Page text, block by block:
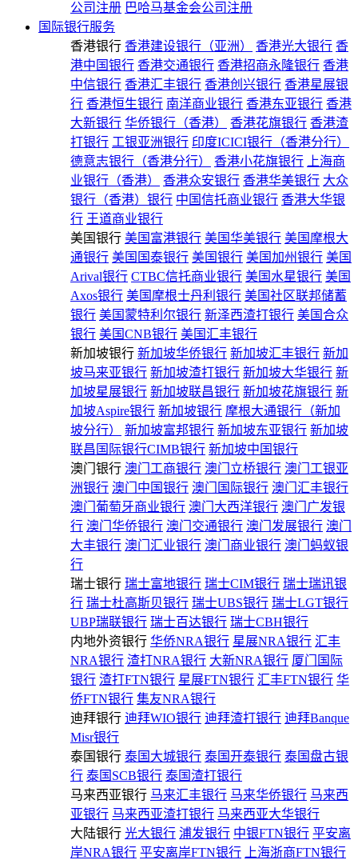
公司注册 巴哈马基金会公司注册
国际银行服务
香港银行 香港建设银行（亚洲） 香港光大银行 香
港中国银行 香港交通银行 香港招商永隆银行 香港
中信银行 香港汇丰银行 香港创兴银行 香港星展银
行 香港恒生银行 南洋商业银行 香港东亚银行 香港
大新银行 华侨银行（香港） 香港花旗银行 香港渣
打银行 工银亚洲银行 印度ICICI银行（香港分行）
德意志银行（香港分行）
香港小花旗银行
上海商
业银行（香港）
香港众安银行 香港华美银行 大众
银行（香港）银行 中国信托商业银行 香港大华银
行 王道商业银行
美国银行 美国富港银行 美国华美银行 美国摩根大
通银行 美国国泰银行 美国银行 美国加州银行 美国
Arival银行 CTBC信托商业银行 美国水星银行 美国
Axos银行 美国摩根士丹利银行 美国社区联邦储蓄
银行 美国蒙特利尔银行 新泽西渣打银行 美国合众
银行 美国CNB银行 美国汇丰银行
新加坡银行 新加坡华侨银行 新加坡汇丰银行 新加
坡马来亚银行 新加坡渣打银行 新加坡大华银行 新
加坡星展银行 新加坡联昌银行 新加坡花旗银行 新
加坡Aspire银行 新加坡银行 摩根大通银行（新加
坡分行）
新加坡富邦银行 新加坡东亚银行 新加坡
联昌国际银行CIMB银行 新加坡中国银行
澳门银行 澳门工商银行 澳门立桥银行 澳门工银亚
洲银行 澳门中国银行 澳门国际银行 澳门汇丰银行
澳门葡萄牙商业银行 澳门大西洋银行 澳门广发银
行 澳门华侨银行 澳门交通银行 澳门发展银行 澳门
大丰银行 澳门汇业银行 澳门商业银行 澳门蚂蚁银
行
瑞士银行 瑞士富地银行 瑞士CIM银行 瑞士瑞讯银
行 瑞士杜高斯贝银行 瑞士UBS银行 瑞士LGT银行
UBP瑞联银行 瑞士百达银行 瑞士CBH银行
内地外资银行 华侨NRA银行 星展NRA银行 汇丰
NRA银行 渣打NRA银行 大新NRA银行 厦门国际
银行 渣打FTN银行 星展FTN银行 汇丰FTN银行 华
侨FTN银行 集友NRA银行
迪拜银行 迪拜WIO银行 迪拜渣打银行 迪拜Banque
Misr银行
泰国银行 泰国大城银行 泰国开泰银行 泰国盘古银
行 泰国SCB银行 泰国渣打银行
马来西亚银行 马来汇丰银行 马来华侨银行 马来西
亚银行 马来西亚渣打银行 马来西亚大华银行
大陆银行 光大银行 浦发银行 中银FTN银行 平安离
岸NRA银行 平安离岸FTN银行
上海浙商FTN银行